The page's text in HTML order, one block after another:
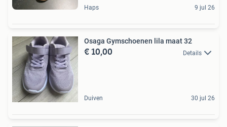
Haps 9 jul 26
Osaga Gymschoenen lila maat 32
€ 10,00 Details
Duiven 30 jul 26